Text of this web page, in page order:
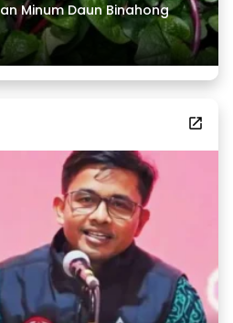
Minum Daun Binahong